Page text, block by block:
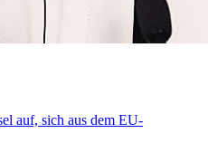
auf, sich aus dem EU-